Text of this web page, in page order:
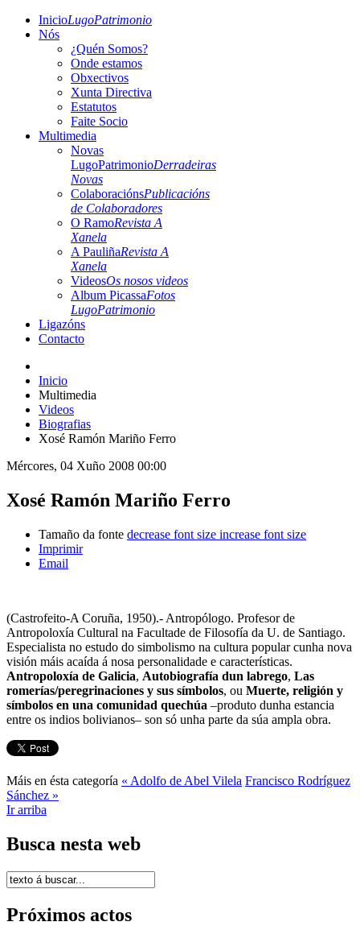
InicioLugoPatrimonio
Nós
¿Quén Somos?
Onde estamos
Obxectivos
Xunta Directiva
Estatutos
Faite Socio
Multimedia
Novas
LugoPatrimonioDerradeiras
Novas
ColaboraciónsPublicacións
de Colaboradores
O RamoRevista A
Xanela
A PauliñaRevista A
Xanela
VideosOs nosos videos
Album PicassaFotos
LugoPatrimonio
Ligazóns
Contacto
Inicio
Multimedia
Videos
Biografias
Xosé Ramón Mariño Ferro
Mércores, 04 Xuño 2008 00:00
Xosé Ramón Mariño Ferro
Tamaño da fonte decrease font size increase font size
Imprimir
Email
(Castrofeito-A Coruña, 1950).- Antropólogo. Profesor de
Antropoloxía Cultural na Facultade de Filosofía da U. de Santiago.
Especialista no estudo do simbolismo na cultura popular cunha nova
visión máis acaída á nosa personalidade e características.
Antropoloxía de Galicia, Autobiografía dun labrego, Las
romerías/peregrinaciones y sus símbolos, ou Muerte, religión y
símbolos en una comunidad quechúa –produto dunha estancia
entre os indios bolivianos– son só unha parte da súa ampla obra.
Máis en ésta categoría « Adolfo de Abel Vilela Francisco Rodríguez
Sánchez »
Ir arriba
Busca nesta web
Próximos actos